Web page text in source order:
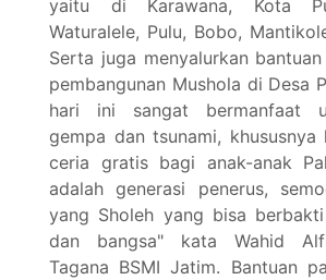
yaitu di Karawana, Kota
Waturalele, Pulu, Bobo,
Serta juga menyalurkan
pembangunan Mushola di Desa
hari ini sangat bermanfaat
gempa dan tsunami, khususnya
ceria gratis bagi anak-anak
adalah generasi penerus,
yang Sholeh yang bisa
dan bangsa" kata Wahid
Tagana BSMI Jatim. Bantuan